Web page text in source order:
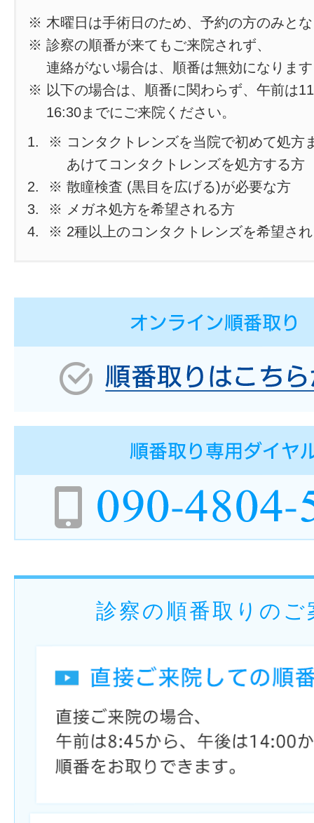
※ 木曜日は手術日のため、予約の方のみと
※ 診察の順番が来てもご来院されず、
連絡がない場合は、順番は無効になりま
※ 以下の場合は、順番に関わらず、午前は
16:30までにご来院ください。
※ コンタクトレンズを当院で初めて処方
あけてコンタクトレンズを処方する方
※ 散瞳検査 (黒目を広げる)が必要な方
※ メガネ処方を希望される方
※ 2種以上のコンタクトレンズを希望さ
診察の順番取りのご